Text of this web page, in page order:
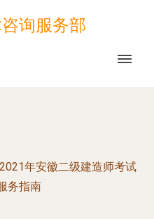
询服务部
2021年安徽二级建造师考试
务指南